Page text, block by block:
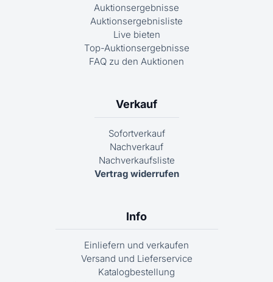
Auktionsergebnisse
Auktionsergebnisliste
Live bieten
Top-Auktionsergebnisse
FAQ zu den Auktionen
Verkauf
Sofortverkauf
Nachverkauf
Nachverkaufsliste
Vertrag widerrufen
Info
Einliefern und verkaufen
Versand und Lieferservice
Katalogbestellung